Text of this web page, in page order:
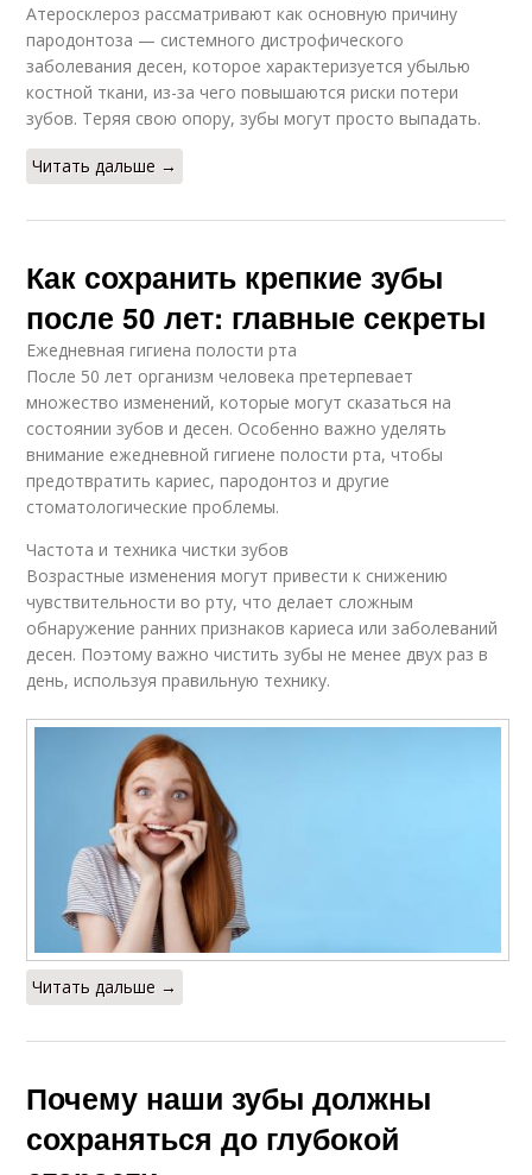
Атеросклероз рассматривают как основную причину
пародонтоза — системного дистрофического
заболевания десен, которое характеризуется убылью
костной ткани, из-за чего повышаются риски потери
зубов. Теряя свою опору, зубы могут просто выпадать.
Читать дальше →
Как сохранить крепкие зубы
после 50 лет: главные секреты
Ежедневная гигиена полости рта
После 50 лет организм человека претерпевает
множество изменений, которые могут сказаться на
состоянии зубов и десен. Особенно важно уделять
внимание ежедневной гигиене полости рта, чтобы
предотвратить кариес, пародонтоз и другие
стоматологические проблемы.
Частота и техника чистки зубов
Возрастные изменения могут привести к снижению
чувствительности во рту, что делает сложным
обнаружение ранних признаков кариеса или заболеваний
десен. Поэтому важно чистить зубы не менее двух раз в
день, используя правильную технику.
Читать дальше →
Почему наши зубы должны
сохраняться до глубокой